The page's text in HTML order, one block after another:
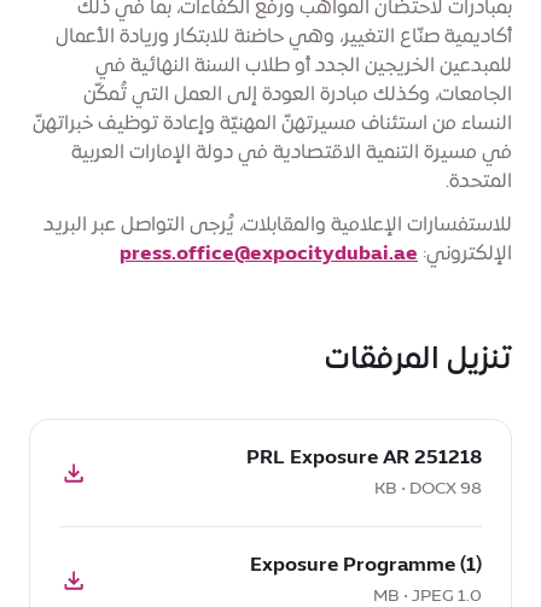
بمبادرات لاحتضان المواهب ورفع الكفاءات، بما في ذلك
أكاديمية صنّاع التغيير، وهي حاضنة للابتكار وريادة الأعمال
للمبدعين الخريجين الجدد أو طلاب السنة النهائية في
الجامعات، وكذلك مبادرة العودة إلى العمل التي تُمكّن
النساء من استئناف مسيرتهنّ المهنيّة وإعادة توظيف خبراتهنّ
في مسيرة التنمية الاقتصادية في دولة الإمارات العربية
المتحدة.
للاستفسارات الإعلامية والمقابلات، يُرجى التواصل عبر البريد
الإلكتروني: press.office@expocitydubai.ae
تنزيل المرفقات
تحميل
DOCX:
251218
PRL
Exposure
251218 PRL Exposure AR
98 KB • DOCX
JPEG:
Exposure
Exposure Programme (1)
1.0 MB • JPEG